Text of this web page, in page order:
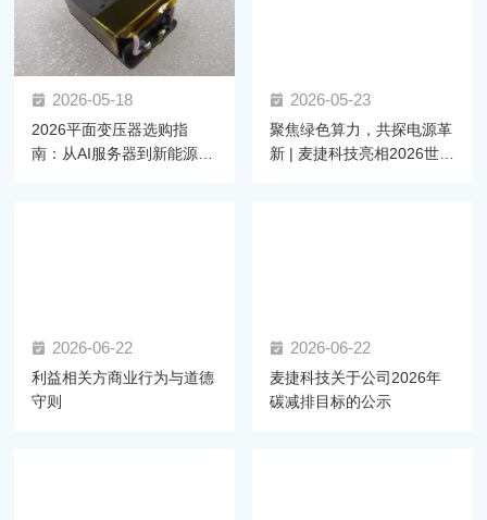
2026-05-18
2026平面变压器选购指
南：从AI服务器到新能源汽
2026-05-23
聚焦绿色算力，共探电源革
新 | 麦捷科技亮相2026世界
2026-06-22
利益相关方商业行为与道德
守则
2026-06-22
麦捷科技关于公司2026年
碳减排目标的公示